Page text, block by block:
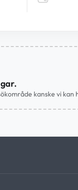
kanske vi kan